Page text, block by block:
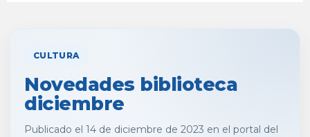
CULTURA
Novedades biblioteca
diciembre
Publicado el 14 de diciembre de 2023 en el portal del